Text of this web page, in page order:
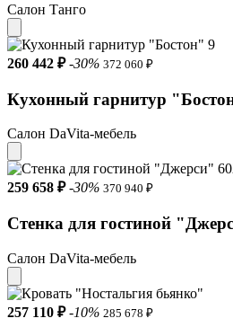
Салон Танго
260 442 ₽ -30% 372 060 ₽
Кухонный гарнитур
Салон DaVita-мебель
259 658 ₽ -30% 370 940 ₽
Стенка для гостиной
Салон DaVita-мебель
257 110 ₽ -10% 285 678 ₽